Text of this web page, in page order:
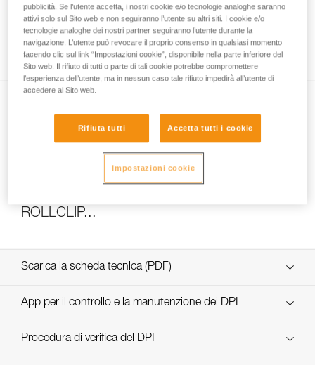
Come calcolare il rapporto del paranco
Test di efficacia e rendimento di un paranco
ROLLCLIP...
Scarica la scheda tecnica (PDF)
Technical Notice
App per il controllo e la manutenzione dei DPI
scopri ePPEcentre
Procedura di verifica del DPI
pubblicità. Se l’utente accetta, i nostri cookie e/o tecnologie analoghe saranno
attivi solo sul Sito web e non seguiranno l’utente su altri siti. I cookie e/o
tecnologie analoghe dei nostri partner seguiranno l’utente durante la
navigazione. L’utente può revocare il proprio consenso in qualsiasi momento
facendo clic sul link “Impostazioni cookie”, disponibile nella parte inferiore del
Sito web. Il rifiuto di tutti o parte di tali cookie potrebbe compromettere
l’esperienza dell’utente, ma in nessun caso tale rifiuto impedirà all’utente di
accedere al Sito web.
Rifiuta tutti Accetta tutti i cookie
Impostazioni cookie